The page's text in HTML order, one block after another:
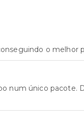
o melhor
num único pacote.